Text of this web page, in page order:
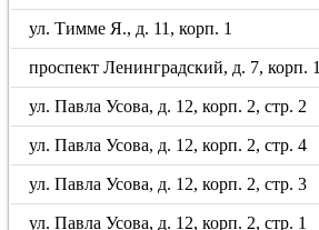
ул. Тимме Я., д. 11, корп. 1
проспект Ленинградский, д. 7, корп. 1
ул. Павла Усова, д. 12, корп. 2, стр. 2
ул. Павла Усова, д. 12, корп. 2, стр. 4
ул. Павла Усова, д. 12, корп. 2, стр. 3
ул. Павла Усова, д. 12, корп. 2, стр. 1